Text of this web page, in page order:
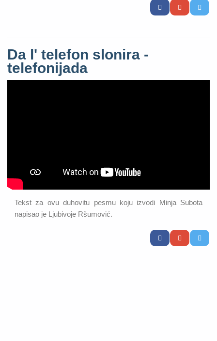
Da l' telefon slonira -
telefonijada
Tekst za ovu duhovitu pesmu koju izvodi Minja Subota
napisao je Ljubivoje Ršumović.